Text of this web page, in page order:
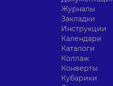
Журналы
Закладки
Инструкции
Календари
Каталоги
Коллаж
Конверты
Кубарики